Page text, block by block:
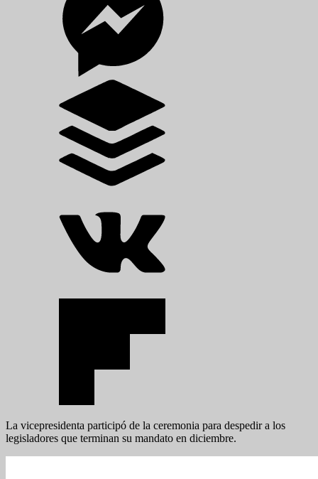
La vicepresidenta participó de la ceremonia para despedir a los
legisladores que terminan su mandato en diciembre.